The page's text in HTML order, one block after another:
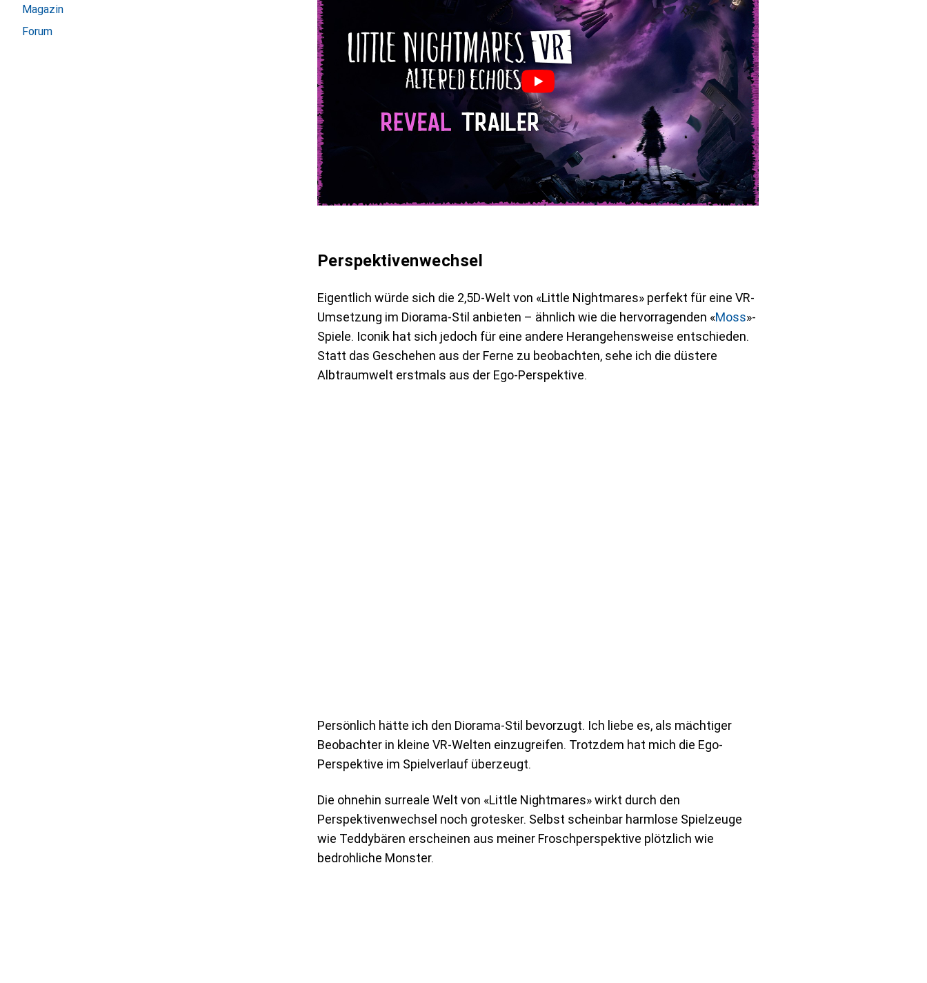
Magazin
Forum
Perspektivenwechsel
Eigentlich würde sich die 2,5D-Welt von «Little Nightmares» perfekt für eine VR-
Umsetzung im Diorama-Stil anbieten – ähnlich wie die hervorragenden «Moss»-
Spiele. Iconik hat sich jedoch für eine andere Herangehensweise entschieden.
Statt das Geschehen aus der Ferne zu beobachten, sehe ich die düstere
Albtraumwelt erstmals aus der Ego-Perspektive.
Persönlich hätte ich den Diorama-Stil bevorzugt. Ich liebe es, als mächtiger
Beobachter in kleine VR-Welten einzugreifen. Trotzdem hat mich die Ego-
Perspektive im Spielverlauf überzeugt.
Die ohnehin surreale Welt von «Little Nightmares» wirkt durch den
Perspektivenwechsel noch grotesker. Selbst scheinbar harmlose Spielzeuge
wie Teddybären erscheinen aus meiner Froschperspektive plötzlich wie
bedrohliche Monster.